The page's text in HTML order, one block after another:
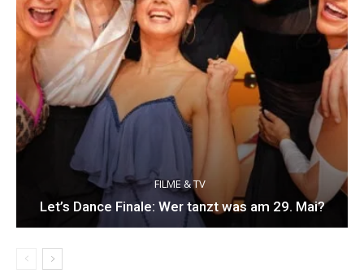
FILME & TV
Let’s Dance Finale: Wer tanzt was am 29. Mai?